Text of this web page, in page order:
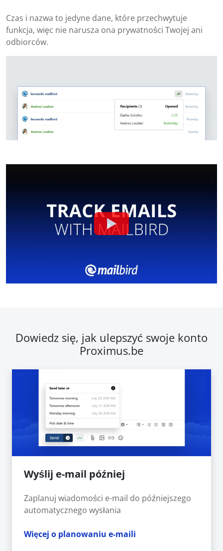
Czas i nazwa to jedyne dane, które przechwytuje
funkcja, więc nie narusza ona prywatności Twojej ani
odbiorców.
Dowiedz się, jak ulepszyć swoje konto
Proximus.be
Wyślij e-mail później
Zaplanuj wiadomości e-mail do późniejszego
automatycznego wysłania
Więcej o planowaniu e-maili